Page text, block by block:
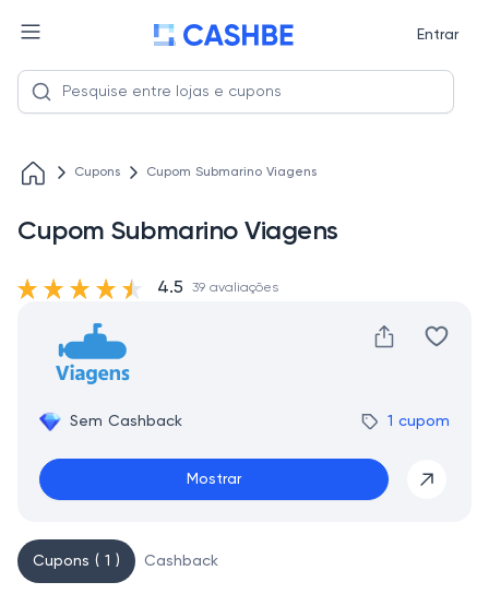
Entrar
Cupons Cupom Submarino Viagens
Cupom Submarino Viagens
Sem Cashback 1 cupom
Mostrar
4.5 39 avaliações
Cupons ( 1 ) Cashback